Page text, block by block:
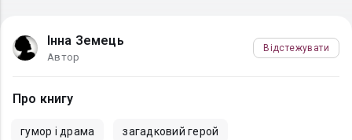
Інна Земець
Автор
Відстежувати
Про книгу
гумор і драма загадковий герой